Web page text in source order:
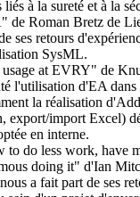
liés à la sureté et à la
de Roman Bretz de
ses retours
SysML.
at EVRY" de
l'utilisation d'EA
la réalisation
export/import Excel)
en interne.
to do less work, have
doing it" d'Ian
a fait part de ses